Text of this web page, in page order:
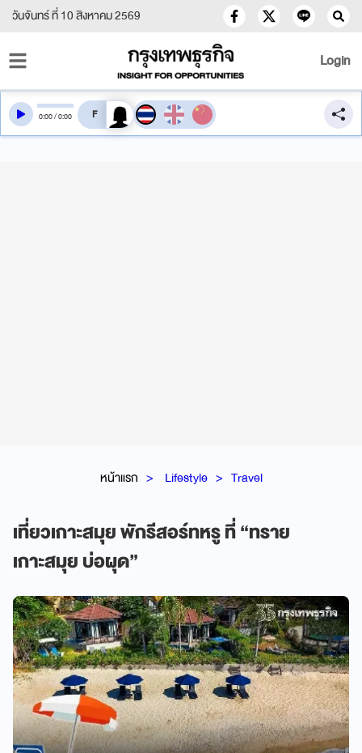
วันจันทร์ ที่ 10 สิงหาคม 2569
Login
หน้าแรก Lifestyle Travel
เที่ยวเกาะสมุย พักรีสอร์ทหรู ที่ “ทราย
เกาะสมุย บ่อผุด”
0:00/0:00 สลับเสียงอ่าน